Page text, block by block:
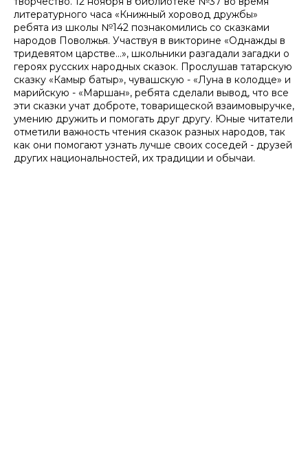
литературного часа «Книжный хоровод дружбы»
ребята из школы №142 познакомились со сказками
народов Поволжья. Участвуя в викторине «Однажды в
тридевятом царстве…», школьники разгадали загадки о
героях русских народных сказок. Прослушав татарскую
сказку «Камыр батыр», чувашскую - «Луна в колодце» и
марийскую - «Маршан», ребята сделали вывод, что все
эти сказки учат доброте, товарищеской взаимовыручке,
умению дружить и помогать друг другу. Юные читатели
отметили важность чтения сказок разных народов, так
как они помогают узнать лучше своих соседей - друзей
других национальностей, их традиции и обычаи.